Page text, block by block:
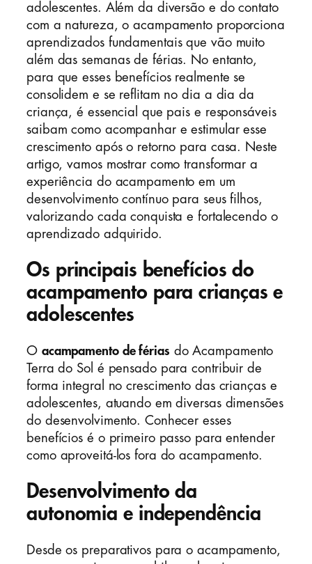
adolescentes. Além da diversão e do contato
com a natureza, o acampamento proporciona
aprendizados fundamentais que vão muito
além das semanas de férias. No entanto,
para que esses benefícios realmente se
consolidem e se reflitam no dia a dia da
criança, é essencial que pais e responsáveis
saibam como acompanhar e estimular esse
crescimento após o retorno para casa. Neste
artigo, vamos mostrar como transformar a
experiência do acampamento em um
desenvolvimento contínuo para seus filhos,
valorizando cada conquista e fortalecendo o
aprendizado adquirido.
Os principais benefícios do
acampamento para crianças e
adolescentes
O acampamento de férias do Acampamento
Terra do Sol é pensado para contribuir de
forma integral no crescimento das crianças e
adolescentes, atuando em diversas dimensões
do desenvolvimento. Conhecer esses
benefícios é o primeiro passo para entender
como aproveitá-los fora do acampamento.
Desenvolvimento da
autonomia e independência
Desde os preparativos para o acampamento,